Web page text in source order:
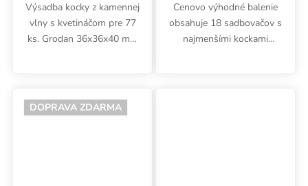
Výsadba kocky z kamennej
vlny s kvetináčom pre 77
ks. Grodan 36x36x40 mm
odrezkov v množárňach a...
Cenovo výhodné balenie
obsahuje 18 sadbovačov s
najmenšími kockami
DOPRAVA ZDARMA